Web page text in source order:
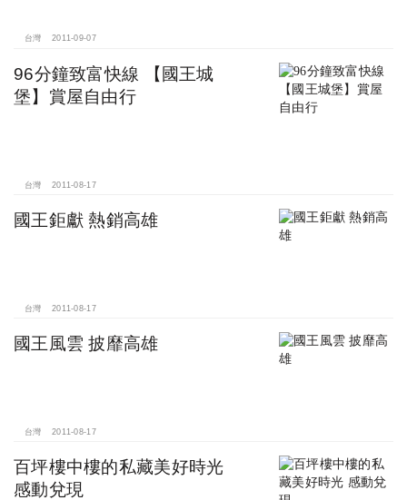
台灣 2011-09-07
96分鐘致富快線 【國王城
堡】賞屋自由行
台灣 2011-08-17
國王鉅獻 熱銷高雄
台灣 2011-08-17
國王風雲 披靡高雄
台灣 2011-08-17
百坪樓中樓的私藏美好時光
感動兌現